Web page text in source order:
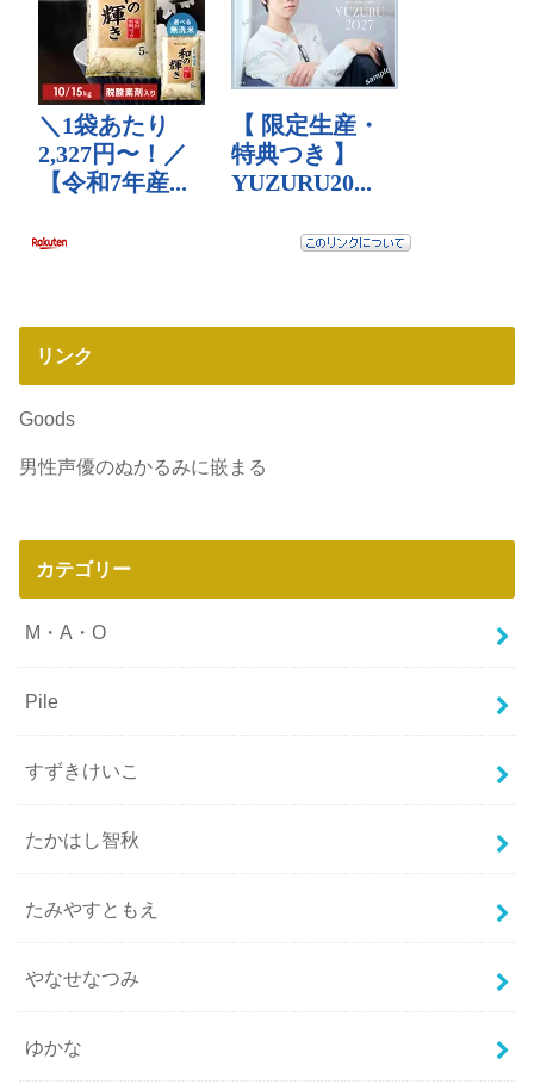
リンク
Goods
男性声優のぬかるみに嵌まる
カテゴリー
M・A・O
Pile
すずきけいこ
たかはし智秋
たみやすともえ
やなせなつみ
ゆかな